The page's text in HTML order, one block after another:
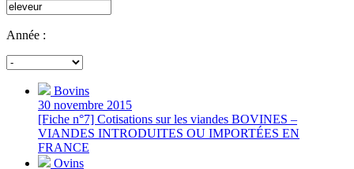
Année :
Bovins
30 novembre 2015
[Fiche n°7] Cotisations sur les viandes BOVINES –
VIANDES INTRODUITES OU IMPORTÉES EN
FRANCE
Ovins